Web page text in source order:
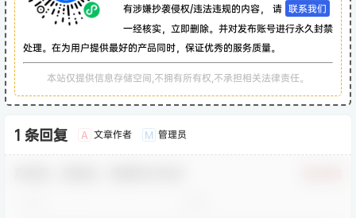
有涉嫌抄袭侵权/违法违规的内容， 请 联系我们
一经核实，立即删除。并对发布账号进行永久封禁
处理。在为用户提供最好的产品同时，保证优秀的服务质量。
本站仅提供信息存储空间,不拥有所有权,不承担相关法律责任。
1 条回复 A 文章作者 M 管理员